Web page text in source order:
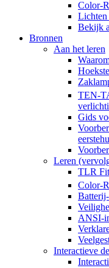
Color-
Lichten
Bekijk
Bronnen
Aan het leren
TEN-
Gids
Leren
TLR
Color-
ANSI-
Interactieve